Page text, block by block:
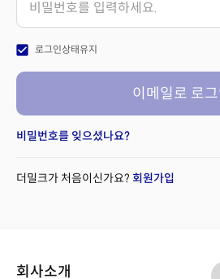
check_box 로그인상태유지
이메일로 로그
비밀번호를 잊으셨나요?
더밀크가 처음이신가요? 회원가입
회사소개